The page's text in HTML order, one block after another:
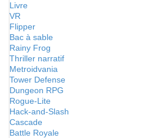
Livre
VR
Flipper
Bac à sable
Rainy Frog
Thriller narratif
Metroidvania
Tower Defense
Dungeon RPG
Rogue-Lite
Hack-and-Slash
Cascade
Battle Royale